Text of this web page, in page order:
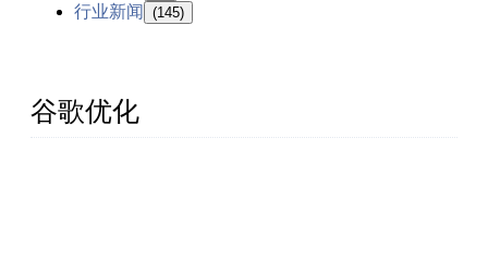
行业新闻 (145)
谷歌优化